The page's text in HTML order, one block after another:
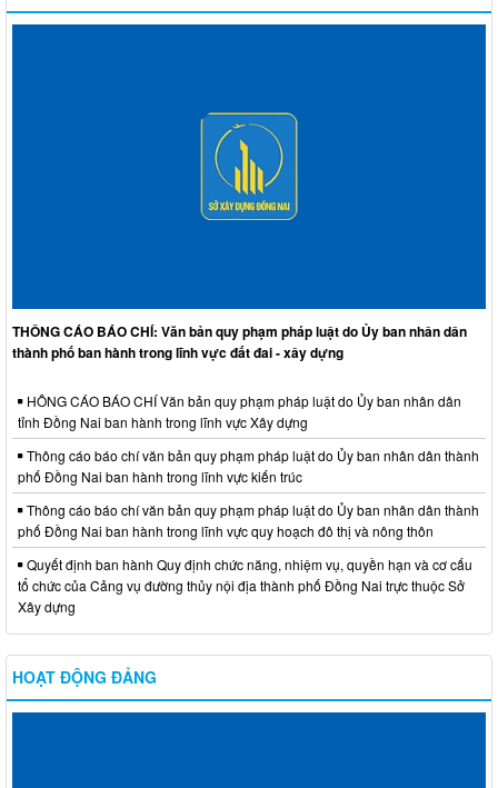
THÔNG CÁO BÁO CHÍ: Văn bản quy phạm pháp luật do Ủy ban nhân dân
thành phố ban hành trong lĩnh vực đất đai - xây dựng
HÔNG CÁO BÁO CHÍ Văn bản quy phạm pháp luật do Ủy ban nhân dân
tỉnh Đồng Nai ban hành trong lĩnh vực Xây dựng
Thông cáo báo chí văn bản quy phạm pháp luật do Ủy ban nhân dân thành
phố Đồng Nai ban hành trong lĩnh vực kiến trúc
Thông cáo báo chí văn bản quy phạm pháp luật do Ủy ban nhân dân thành
phố Đồng Nai ban hành trong lĩnh vực quy hoạch đô thị và nông thôn
Quyết định ban hành Quy định chức năng, nhiệm vụ, quyền hạn và cơ cấu
tổ chức của Cảng vụ đường thủy nội địa thành phố Đồng Nai trực thuộc Sở
Xây dựng
HOẠT ĐỘNG ĐẢNG